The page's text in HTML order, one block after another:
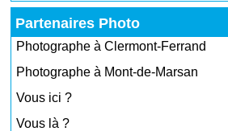
Partenaires Photo
Photographe à Clermont-Ferrand
Photographe à Mont-de-Marsan
Vous ici ?
Vous là ?